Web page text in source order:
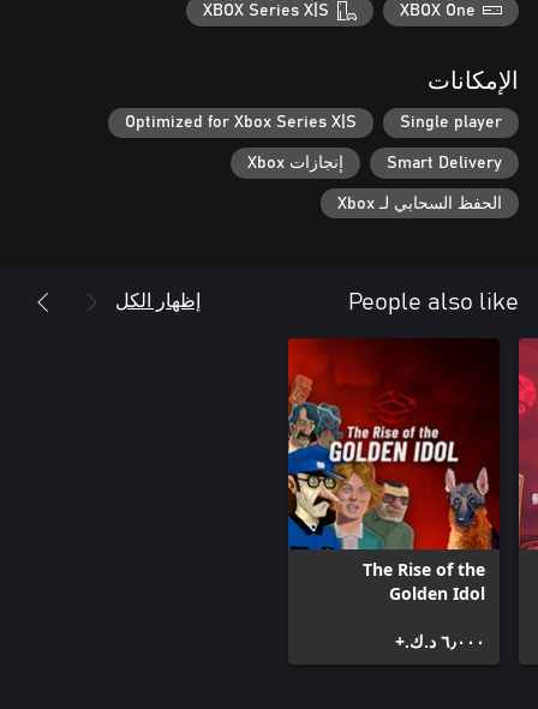
XBOX One
XBOX Series X|S
الإمكانات
Single player
Optimized for Xbox Series X|S
Smart Delivery إنجازات Xbox
الحفظ السحابي لـ Xbox
People also like إظهار الكل
The Rise of the
Golden Idol
٦٫٠٠٠ د.ك.‏+